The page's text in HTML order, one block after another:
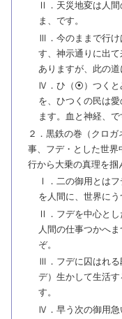
Ⅱ．天災地変は人
ま、です。
Ⅲ．今のままで行け
す、神示通りに出
ありますが、此の道
Ⅳ．ひ（⦿）つくと
を、ひつくの民は
ます。血と神経、で
２．黒鉄の巻（クロ
事、フデ・とした世界
行から大乗の真理を掴
Ⅰ．二の御用とは
を人間に、世界にう
Ⅱ．フデを中心と
人間の仕事つかへ
ぞ。
Ⅲ．フデに囚はれ
デ）生かして生活
す。
Ⅳ．早う次の御用